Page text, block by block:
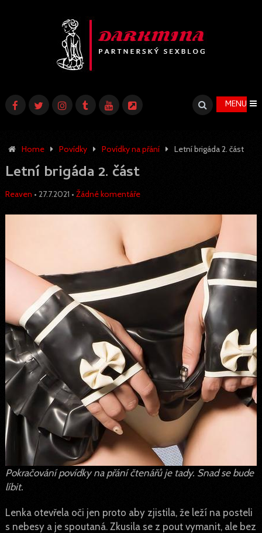
MENU
Home Povídky Povídky na přání Letní brigáda 2. část
Letní brigáda 2. část
Reaven • 27.7.2021 • Žádné komentáře
Pokračování povídky na přání čtenářů je tady. Snad se bude
líbit.
Lenka otevřela oči jen proto aby zjistila, že leží na posteli
s nebesy a je spoutaná. Zkusila se z pout vymanit, ale bez